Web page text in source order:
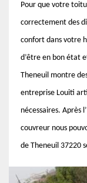
Pour que votre
correctement des
confort dans votre
d’être en bon état
Theneuil montre
entreprise Louiti
nécessaires. Après
couvreur nous
de Theneuil 37220